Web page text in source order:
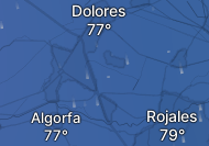
Rojales
Algorfa
Dolores